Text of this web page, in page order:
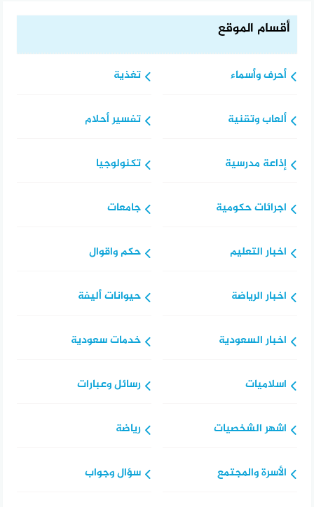
أقسام الموقع
أحرف وأسماء
ألعاب وتقنية
إذاعة مدرسية
اجرائات حكومية
اخبار التعليم
اخبار الرياضة
اخبار السعودية
اسلاميات
اشهر الشخصيات
الأسرة والمجتمع
تغذية
تفسير أحلام
تكنولوجيا
جامعات
حكم واقوال
حيوانات أليفة
خدمات سعودية
رسائل وعبارات
رياضة
سؤال وجواب